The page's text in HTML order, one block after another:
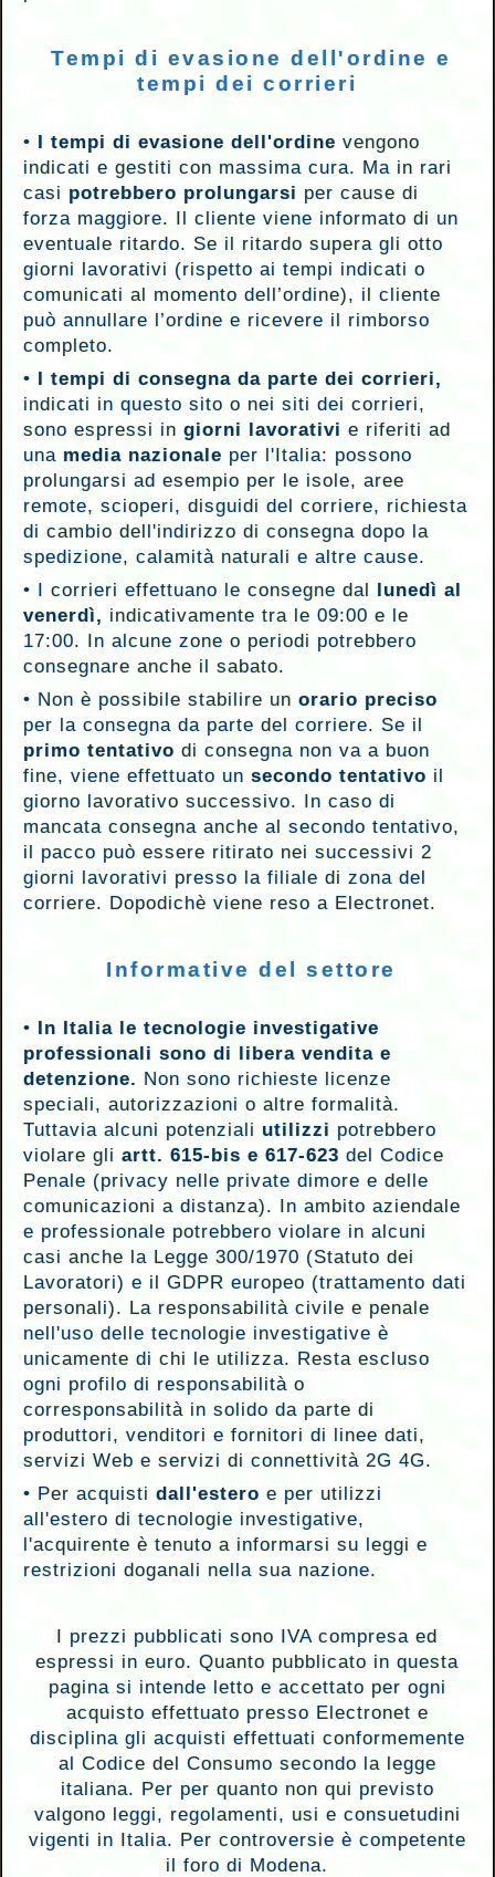
Tempi di evasione dell'ordine e
tempi dei corrieri
• I tempi di evasione dell'ordine vengono
indicati e gestiti con massima cura. Ma in rari
casi potrebbero prolungarsi per cause di
forza maggiore. Il cliente viene informato di un
eventuale ritardo. Se il ritardo supera gli otto
giorni lavorativi (rispetto ai tempi indicati o
comunicati al momento dell’ordine), il cliente
può annullare l’ordine e ricevere il rimborso
completo.
• I tempi di consegna da parte dei corrieri,
indicati in questo sito o nei siti dei corrieri,
sono espressi ingiorni lavorativi e riferiti ad
una media nazionale per l'Italia: possono
prolungarsi ad esempio per le isole, aree
remote, scioperi, disguidi del corriere, richiesta
di cambio dell'indirizzo di consegna dopo la
spedizione, calamità naturali e altre cause.
• I corrieri effettuano le consegne dal lunedì al
venerdì, indicativamente tra le 09:00 e le
17:00. In alcune zone o periodi potrebbero
consegnare anche il sabato.
• Non è possibile stabilire unorario preciso
per la consegna da parte del corriere. Se il
primo tentativo di consegna non va a buon
fine, viene effettuato unsecondo tentativo il
giorno lavorativo successivo. In caso di
mancata consegna anche al secondo tentativo,
il pacco può essere ritirato nei successivi 2
giorni lavorativi presso la filiale di zona del
corriere. Dopodichè viene reso a Electronet.
Informative del settore
• In Italia le tecnologie investigative
professionali sono di libera vendita e
detenzione. Non sono richieste licenze
speciali, autorizzazioni o altre formalità.
Tuttavia alcuni potenziali utilizzi potrebbero
violare gliartt. 615-bis e 617-623 del Codice
Penale (privacy nelle private dimore e delle
comunicazioni a distanza). In ambito aziendale
e professionale potrebbero violare in alcuni
casi anche la Legge 300/1970 (Statuto dei
Lavoratori) e il GDPR europeo (trattamento dati
personali). La responsabilità civile e penale
nell'uso delle tecnologie investigative è
unicamente di chi le utilizza. Resta escluso
ogni profilo di responsabilità o
corresponsabilità in solido da parte di
produttori, venditori e fornitori di linee dati,
servizi Web e servizi di connettività 2G 4G.
• Per acquistidall'estero e per utilizzi
all'estero di tecnologie investigative,
l'acquirente è tenuto a informarsi su leggi e
restrizioni doganali nella sua nazione.
I prezzi pubblicati sono IVA compresa ed
espressi in euro. Quanto pubblicato in questa
pagina si intende letto e accettato per ogni
acquisto effettuato presso Electronet e
disciplina gli acquisti effettuati conformemente
al Codice del Consumo secondo la legge
italiana. Per per quanto non qui previsto
valgono leggi, regolamenti, usi e consuetudini
vigenti in Italia. Per controversie è competente
il foro di Modena.